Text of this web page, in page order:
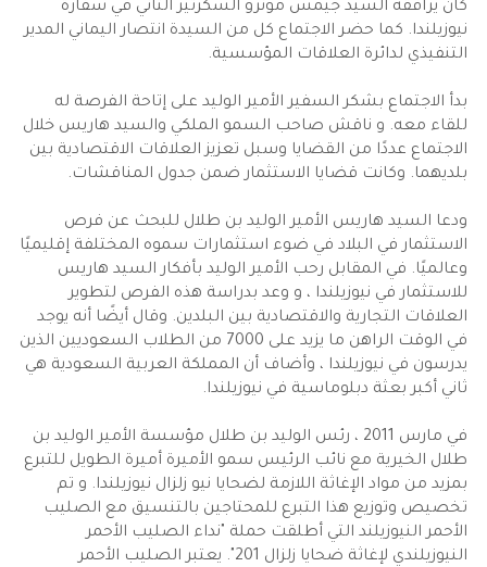
آخر الأخبار
الوليد للإنسانية
آخر الأخبار
كان يرافقه السيد جيمس مونرو السكرتير الثاني في سفارة
نيوزيلندا. كما حضر الاجتماع كل من السيدة انتصار اليماني المدير
التنفيذي لدائرة العلاقات المؤسسية.
بدأ الاجتماع بشكر السفير الأمير الوليد على إتاحة الفرصة له
للقاء معه. و ناقش صاحب السمو الملكي والسيد هاريس خلال
الاجتماع عددًا من القضايا وسبل تعزيز العلاقات الاقتصادية بين
بلديهما. وكانت قضايا الاستثمار ضمن جدول المناقشات.
ودعا السيد هاريس الأمير الوليد بن طلال للبحث عن فرص
الاستثمار في البلاد في ضوء استثمارات سموه المختلفة إقليميًا
وعالميًا. في المقابل رحب الأمير الوليد بأفكار السيد هاريس
للاستثمار في نيوزيلندا ، و وعد بدراسة هذه الفرص لتطوير
العلاقات التجارية والاقتصادية بين البلدين. وقال أيضًا أنه يوجد
في الوقت الراهن ما يزيد على 7000 من الطلاب السعوديين الذين
يدرسون في نيوزيلندا ، وأضاف أن المملكة العربية السعودية هي
ثاني أكبر بعثة دبلوماسية في نيوزيلندا.
في مارس 2011 ، رئس الوليد بن طلال مؤسسة الأمير الوليد بن
طلال الخيرية مع نائب الرئيس سمو الأميرة أميرة الطويل للتبرع
بمزيد من مواد الإغاثة اللازمة لضحايا نيو زلزال نيوزيلندا. و تم
تخصيص وتوزيع هذا التبرع للمحتاجين بالتنسيق مع الصليب
الأحمر النيوزيلند التي أطلقت حملة "نداء الصليب الأحمر
النيوزيلندي لإغاثة ضحايا زلزال 201". يعتبر الصليب الأحمر